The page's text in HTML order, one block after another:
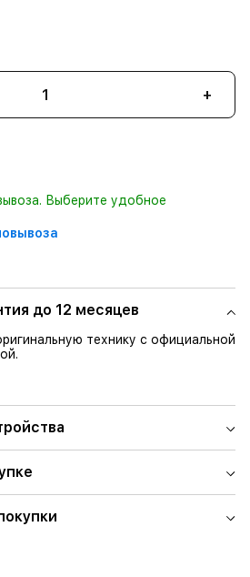
+
Выберите удобное
до 12 месяцев
технику с официальной